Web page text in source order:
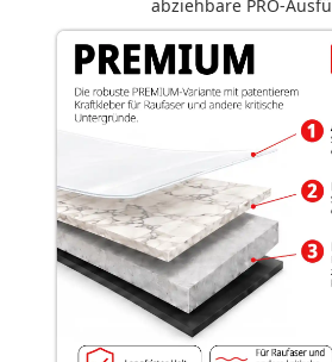
abziehbare PRO-